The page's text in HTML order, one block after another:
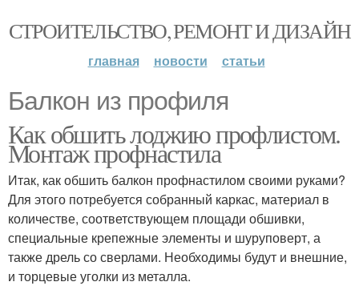
СТРОИТЕЛЬСТВО, РЕМОНТ И ДИЗАЙН
главная новости статьи
Балкон из профиля
Как обшить лоджию профлистом.
Монтаж профнастила
Итак, как обшить балкон профнастилом своими руками?
Для этого потребуется собранный каркас, материал в
количестве, соответствующем площади обшивки,
специальные крепежные элементы и шуруповерт, а
также дрель со сверлами. Необходимы будут и внешние,
и торцевые уголки из металла.